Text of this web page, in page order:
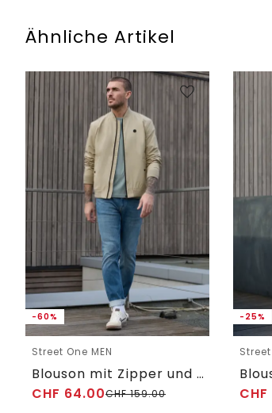
Ähnliche Artikel
-60%
Street One MEN
Blouson mit Zipper und Taschen
CHF 64.00CHF159.00
-25%
Street
CHF